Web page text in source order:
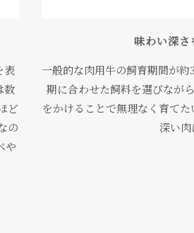
表
数
ど
の
や
味わい深
一般的な肉用牛の飼育期間が
期に合わせた飼料を選びなが
をかけることで無理なく育て
深い肉